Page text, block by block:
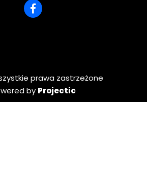
prawa zastrzeżone
by Projectic